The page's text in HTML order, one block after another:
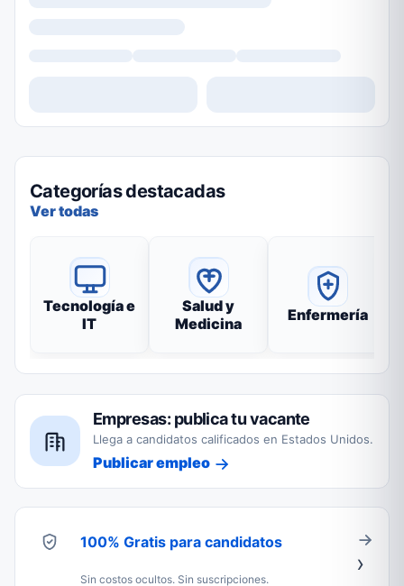
Categorías destacadas
Ver todas
Tecnología e
IT
Salud y
Medicina
Enfermería
Empresas: publica tu vacante
Llega a candidatos calificados en Estados Unidos.
Publicar empleo
100% Gratis para candidatos
Sin costos ocultos. Sin suscripciones.